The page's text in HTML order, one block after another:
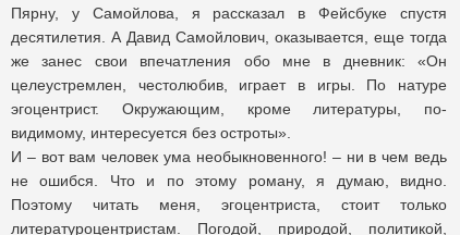
Пярну, у Самойлова, я рассказал в Фейсбуке спустя
десятилетия. А Давид Самойлович, оказывается, еще тогда
же занес свои впечатления обо мне в дневник: «Он
целеустремлен, честолюбив, играет в игры. По натуре
эгоцентрист. Окружающим, кроме литературы, по-
видимому, интересуется без остроты».
И – вот вам человек ума необыкновенного! – ни в чем ведь
не ошибся. Что и по этому роману, я думаю, видно.
Поэтому читать меня, эгоцентриста, стоит только
литературоцентристам. Погодой, природой, политикой,